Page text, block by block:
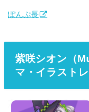
ぽんぷ長
紫咲シオン（
マ・イラスト